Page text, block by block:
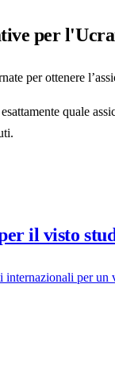
per
per ottenere
quale
il visto
internazionali per